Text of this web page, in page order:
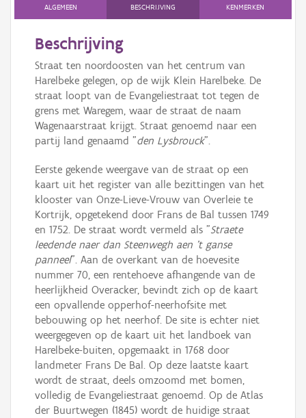
AanmeldenALGEMEEN BESCHRIJVING KENMERKEN
Beschrijving
Straat ten noordoosten van het centrum van
Harelbeke gelegen, op de wijk Klein Harelbeke. De
straat loopt van de Evangeliestraat tot tegen de
grens met Waregem, waar de straat de naam
Wagenaarstraat krijgt. Straat genoemd naar een
partij land genaamd "den Lysbrouck".
Eerste gekende weergave van de straat op een
kaart uit het register van alle bezittingen van het
klooster van Onze-Lieve-Vrouw van Overleie te
Kortrijk, opgetekend door Frans de Bal tussen 1749
en 1752. De straat wordt vermeld als "Straete
leedende naer dan Steenwegh aen 't ganse
panneel". Aan de overkant van de hoevesite
nummer 70, een rentehoeve afhangende van de
heerlijkheid Overacker, bevindt zich op de kaart
een opvallende opperhof-neerhofsite met
bebouwing op het neerhof. De site is echter niet
weergegeven op de kaart uit het landboek van
Harelbeke-buiten, opgemaakt in 1768 door
landmeter Frans De Bal. Op deze laatste kaart
wordt de straat, deels omzoomd met bomen,
volledig de Evangeliestraat genoemd. Op de Atlas
der Buurtwegen (1845) wordt de huidige straat